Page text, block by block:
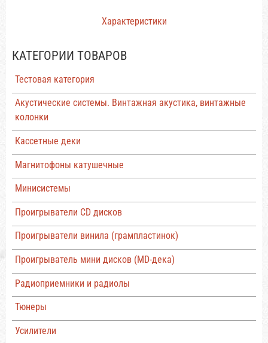
КАТЕГОРИИ ТОВАРОВ
Тестовая категория
Акустические системы. Винтажная акустика, винтажные
колонки
Кассетные деки
Магнитофоны катушечные
Минисистемы
Проигрыватели CD дисков
Проигрыватели винила (грампластинок)
Проигрыватель мини дисков (MD-дека)
Радиоприемники и радиолы
Тюнеры
Усилители
Характеристики